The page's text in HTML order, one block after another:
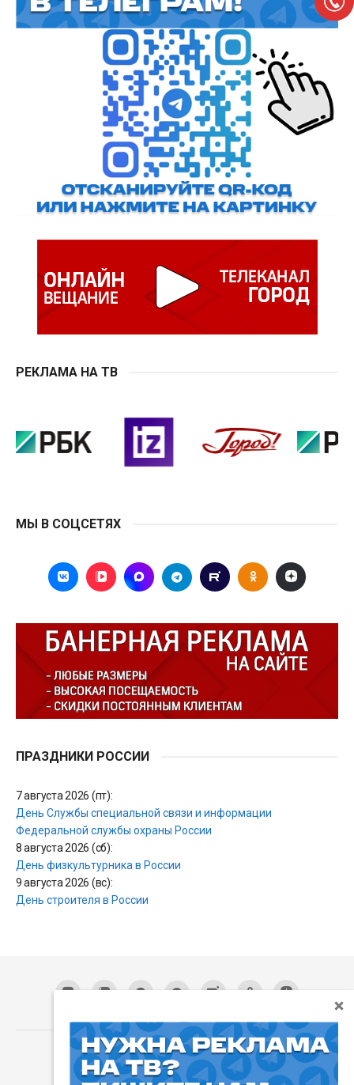
РЕКЛАМА НА ТВ
МЫ В СОЦСЕТЯХ
ПРАЗДНИКИ РОССИИ
7 августа 2026 (пт):
День Службы специальной связи и информации
Федеральной службы охраны России
8 августа 2026 (сб):
День физкультурника в России
9 августа 2026 (вс):
День строителя в России